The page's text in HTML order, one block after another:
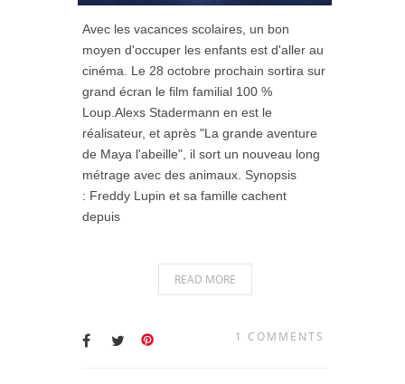
Avec les vacances scolaires, un bon
moyen d'occuper les enfants est d'aller au
cinéma. Le 28 octobre prochain sortira sur
grand écran le film familial 100 %
Loup.Alexs Stadermann en est le
réalisateur, et après "La grande aventure
de Maya l'abeille", il sort un nouveau long
métrage avec des animaux. Synopsis
: Freddy Lupin et sa famille cachent
depuis
READ MORE
1 COMMENTS